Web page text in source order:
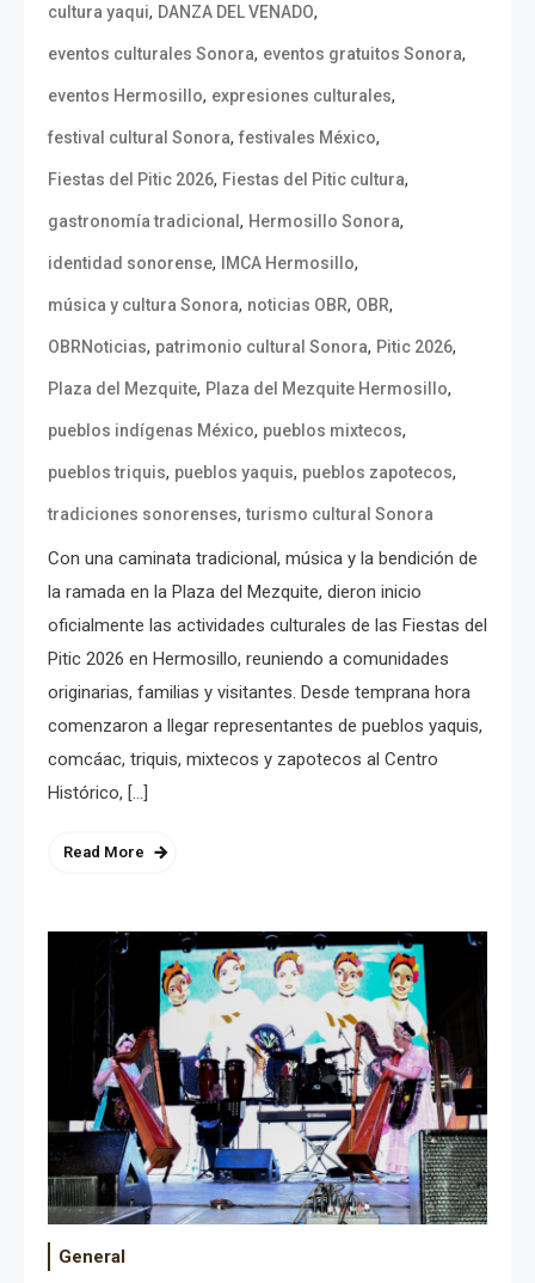
cultura yaqui, DANZA DEL VENADO,
eventos culturales Sonora, eventos gratuitos Sonora,
eventos Hermosillo, expresiones culturales,
festival cultural Sonora, festivales México,
Fiestas del Pitic 2026, Fiestas del Pitic cultura,
gastronomía tradicional , Hermosillo Sonora,
identidad sonorense, IMCA Hermosillo,
música y cultura Sonora, noticias OBR, OBR,
OBRNoticias, patrimonio cultural Sonora, Pitic 2026,
Plaza del Mezquite, Plaza del Mezquite Hermosillo,
pueblos indígenas México, pueblos mixtecos,
pueblos triquis, pueblos yaquis, pueblos zapotecos,
tradiciones sonorenses,turismo cultural Sonora
Con una caminata tradicional, música y la bendición de
la ramada en la Plaza del Mezquite, dieron inicio
oficialmente las actividades culturales de las Fiestas del
Pitic 2026 en Hermosillo, reuniendo a comunidades
originarias, familias y visitantes. Desde temprana hora
comenzaron a llegar representantes de pueblos yaquis,
comcáac, triquis, mixtecos y zapotecos al Centro
Histórico, […]
Read More
General